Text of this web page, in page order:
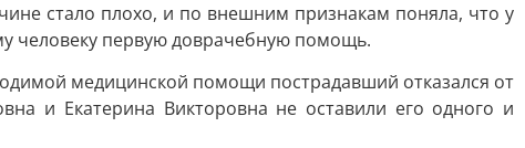
стало плохо, и по внешним признакам поняла, что у
человеку первую доврачебную помощь.
медицинской помощи пострадавший отказался от
и Екатерина Викторовна не оставили его одного и